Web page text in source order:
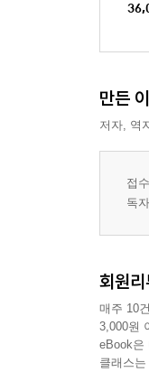
만든
저자, 역
접
독
회원
매주 10
3,000원
eBook은
클래스